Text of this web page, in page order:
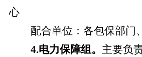
心
配合单位： 各包保部门
4.电力保障组。 主要负